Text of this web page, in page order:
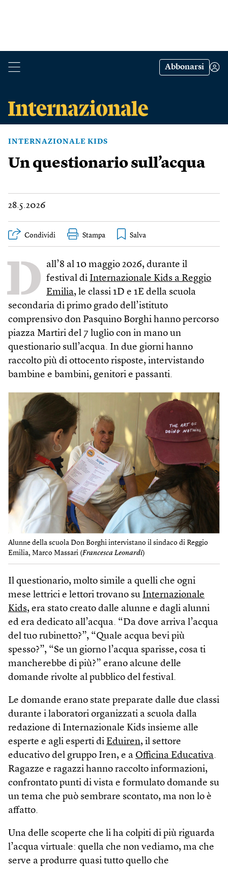
Abbonarsi
INTERNAZIONALE KIDS
Un questionario sull’acqua
28.5.2026
Condividi Stampa
D
all’8 al 10 maggio 2026, durante il
festival di Internazionale Kids a Reggio
Emilia, le classi 1D e 1E della scuola
secondaria di primo grado dell’istituto
comprensivo don Pasquino Borghi hanno percorso
piazza Martiri del 7 luglio con in mano un
questionario sull’acqua. In due giorni hanno
raccolto più di ottocento risposte, intervistando
bambine e bambini, genitori e passanti.
Alunne della scuola Don Borghi intervistano il sindaco di Reggio
Emilia, Marco Massari (Francesca Leonardi)
Il questionario, molto simile a quelli che ogni
mese lettrici e lettori trovano su Internazionale
Kids, era stato creato dalle alunne e dagli alunni
ed era dedicato all’acqua. “Da dove arriva l’acqua
del tuo rubinetto?”, “Quale acqua bevi più
spesso?”, “Se un giorno l’acqua sparisse, cosa ti
mancherebbe di più?” erano alcune delle
domande rivolte al pubblico del festival.
Le domande erano state preparate dalle due classi
durante i laboratori organizzati a scuola dalla
redazione di Internazionale Kids insieme alle
esperte e agli esperti di Eduiren, il settore
educativo del gruppo Iren, e a Officina Educativa.
Ragazze e ragazzi hanno raccolto informazioni,
confrontato punti di vista e formulato domande su
un tema che può sembrare scontato, ma non lo è
affatto.
Una delle scoperte che li ha colpiti di più riguarda
l’acqua virtuale: quella che non vediamo, ma che
serve a produrre quasi tutto quello che